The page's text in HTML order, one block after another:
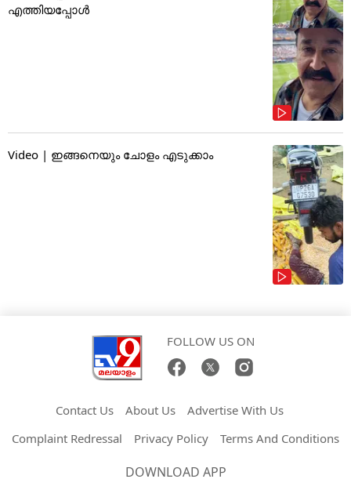
എത്തിയപ്പോൾ
Video | ഇങ്ങനെയും ചോളം എടുക്കാം
FOLLOW US ON
Contact Us About Us
Advertise With Us
Complaint Redressal
Privacy Policy Terms And Conditions
DOWNLOAD APP